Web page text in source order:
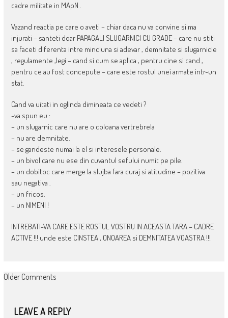
cadre militate in MApN .
Vazand reactia pe care o aveti – chiar daca nu va convine si ma
injurati – santeti doar PAPAGALI SLUGARNICI CU GRADE – care nu stiti
sa faceti diferenta intre minciuna si adevar , demnitate si slugarnicie
, regulamente ,legi – cand si cum se aplica , pentru cine si cand ,
pentru ce au fost concepute – care este rostul unei armate intr-un
stat.
Cand va uitati in oglinda dimineata ce vedeti ?
-va spun eu :
– un slugarnic care nu are o coloana vertrebrela
– nu are demnitate.
– se gandeste numai la el si interesele personale.
– un bivol care nu ese din cuvantul sefului numit pe pile.
– un dobitoc care merge la slujba fara curaj si atitudine – pozitiva
sau negativa .
– un fricos.
– un NIMENI !
INTREBATI-VA CARE ESTE ROSTUL VOSTRU IN ACEASTA TARA – CADRE
ACTIVE !!! unde este CINSTEA , ONOAREA si DEMNITATEA VOASTRA !!!
COMMENT
Older Comments
LEAVE A REPLY